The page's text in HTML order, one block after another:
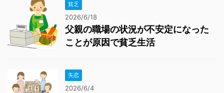
貧乏
2026/6/18
父親の職場の状況が不安定になった
ことが原因で貧乏生活
失恋
2026/6/4